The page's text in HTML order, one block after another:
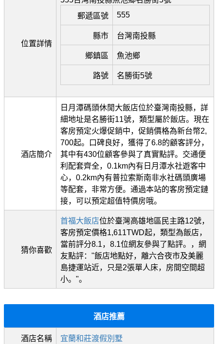
位置詳情
郵遞區號
555
縣市 台灣南投縣
鄉鎮區 魚池鄉
路號 名勝街5號
酒店簡介
日月潭碼頭休閒大飯店位於臺灣南投縣，詳
細地址是名勝街11號，類型屬於飯店。現在
客房預定火爆促銷中，促銷價格為新台幣2,
700起。口碑良好，獲得了6.8的顧客評分，
其中有430位顧客參與了真實點評。交通便
利配套齊全，0.1km內有日月潭水社遊客中
心，0.2km內有普拉索斯南非水社碼頭廣場
等配套，非常方便。通過本站的客房預定鏈
接，可以預定超值特價房哦。
猜你喜歡
首福大飯店位於臺灣高雄地區民主路12號，
客房預定價格1,611TWD起，類型為飯店，
當前評分8.1，8.1位網友參與了點評。，網
友點評："飯店地點好，離六合夜市及美麗
島捷運站近，只是2張單人床，房間空間超
小。"。
酒店推薦
酒店名稱 宜蘭和莊渡假別墅